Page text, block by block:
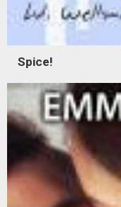
Spice!